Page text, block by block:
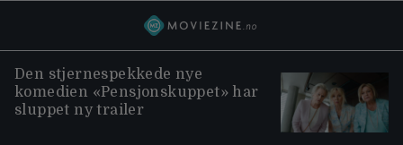
Den stjernespekkede nye
komedien «Pensjonskuppet» har
sluppet ny trailer